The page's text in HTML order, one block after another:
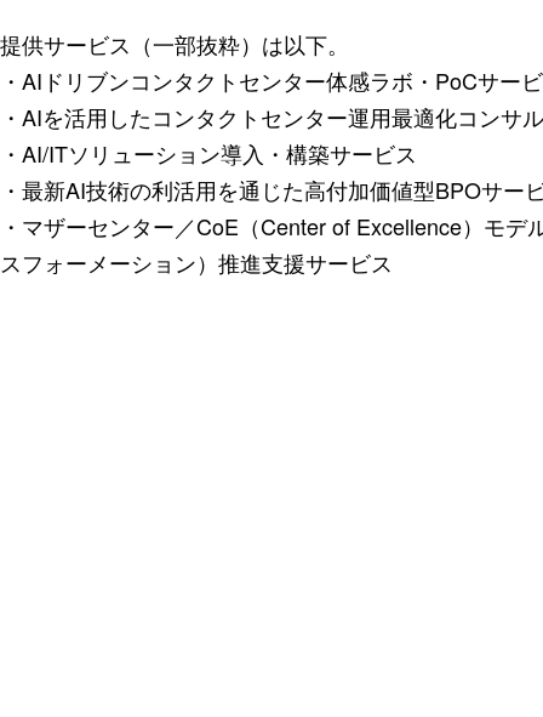
提供サービス（一部抜粋）は以下。
・AIドリブンコンタクトセンター体感ラボ・PoCサー
・AIを活用したコンタクトセンター運用最適化コンサ
・AI/ITソリューション導入・構築サービス
・最新AI技術の利活用を通じた高付加価値型BPOサー
・マザーセンター／CoE（Center of Excellence）モ
スフォーメーション）推進支援サービス